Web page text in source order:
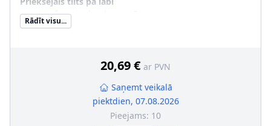
nepieciešamais daudzums
Rādīt visu...
20,69 € ar PVN
Saņemt veikalā
piektdien, 07.08.2026
Pieejams: 10